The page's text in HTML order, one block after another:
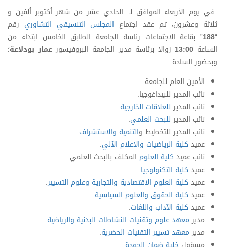
في يوم الأربعاء الموافق لـ: الحادي عشر من شهر أكتوبر ألفين و
ثلاثة وعشرون، تم عقد اجتماع المجلس التنسيقي التشاوري رقم
“
188” بقاعة الاجتماعات رئاسة الجامعة الطابق الخامس ابتداء من
الساعة 13:00 زوالا برئاسة مدير الجامعة البروفيسورعمار بودلاعة؛
وبحضور السادة :
الأمين العام للجامعة.
نائب المدير للبيداغوجيا.
نائب المديرللعلاقات الخارجية.
نائب المديرللبحث العلمي.
نائب المدير للتخطيط والتنمية والاستشراف.
عميد كلية الرياضيات والاعلام الآلي.
نائب عميد كلية العلوم المكلف بالبحث العلمي.
عميد كلية التكنولوجيا.
عميد كلية العلوم الاقتصادية والتجارية وعلوم التسيير.
عميد كلية الحقوق والعلوم السياسية.
عميد كلية الآداب واللغات.
مديرمعهد علوم وتقنيات النشاطات البدنية والرياضية.
مديرمعهد تسيير التقنيات الحضرية.